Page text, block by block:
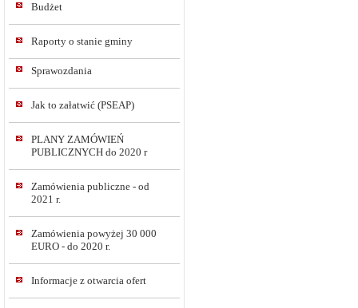
Budżet
Raporty o stanie gminy
Sprawozdania
Jak to załatwić (PSEAP)
PLANY ZAMÓWIEŃ
PUBLICZNYCH do 2020 r
Zamówienia publiczne - od
2021 r.
Zamówienia powyżej 30 000
EURO - do 2020 r.
Informacje z otwarcia ofert